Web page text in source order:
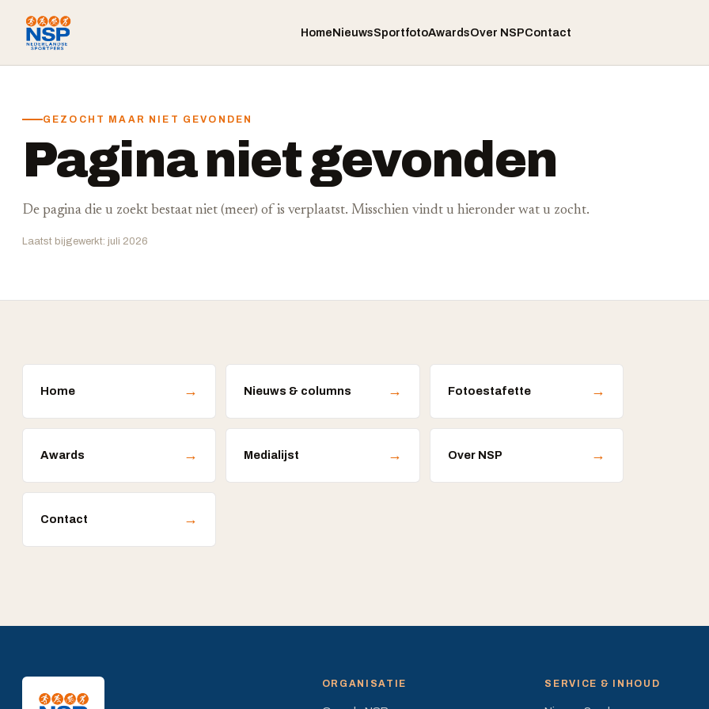
HomeNieuwsSportfotoAwardsOver NSPContact
GEZOCHT MAAR NIET GEVONDEN
Pagina niet gevonden
De pagina die u zoekt bestaat niet (meer) of is verplaatst. Misschien vindt u hieronder wat u zocht.
Laatst bijgewerkt: juli 2026
Home → Nieuws & columns → Fotoestafette →
Awards → Medialijst → Over NSP →
Contact →
ORGANISATIE SERVICE & INHOUD